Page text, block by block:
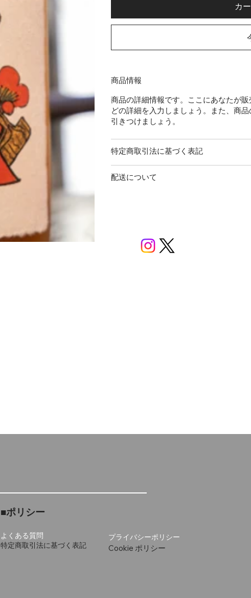
カ
商品情報
商品の詳細情報です。ここにあなたが
どの詳細を入力しましょう。また、商
引きつけましょう。
特定商取引法に基づく表記
配送について
■ポリシー
よくある質問
特定商取引法に基づく表記
プライバシーポリシー
Cookie ポリシー